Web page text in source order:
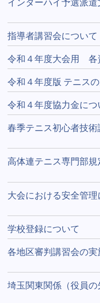
指導者講習会について
令和４年度大会用 各
令和４年度版 テニス
令和４年度協力金につ
春季テニス初心者技術
高体連テニス専門部
大会における安全管理
学校登録について
各地区審判講習会の実
埼玉関東関係（役員の